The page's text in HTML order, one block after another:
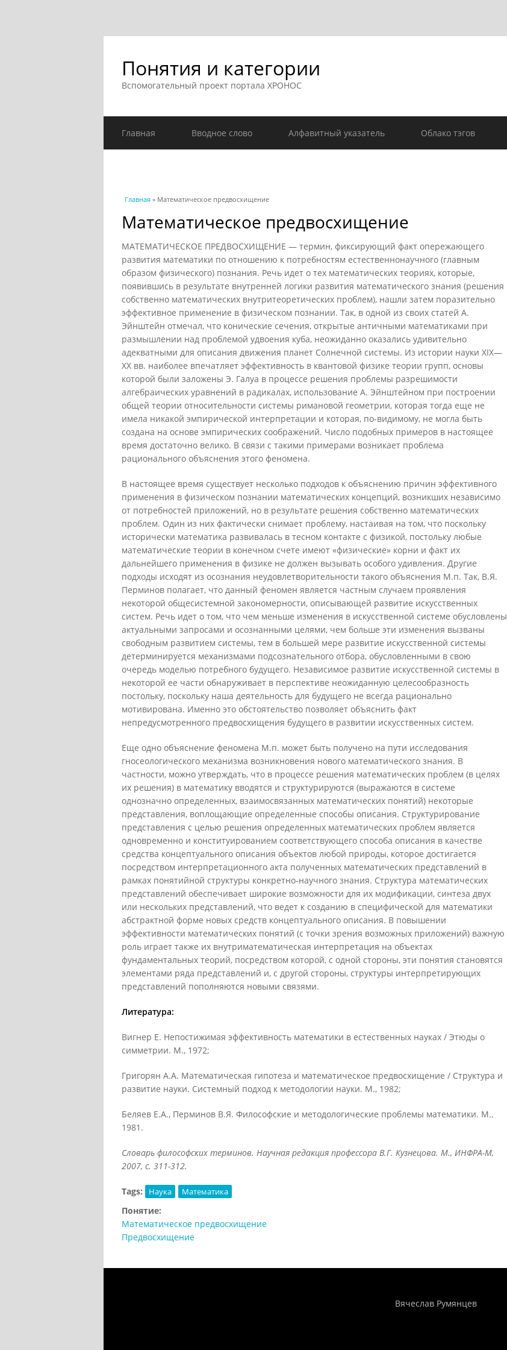
Понятия и категории
Вспомогательный проект портала ХРОНОС
Главная Вводное слово Алфавитный указатель Облако тэгов
Вы здесь
Главная » Математическое предвосхищение
Математическое предвосхищение
МАТЕМАТИЧЕСКОЕ ПРЕДВОСХИЩЕНИЕ — термин, фиксирующий факт опережающего
развития математики по отношению к потребностям естественнонаучного (главным
образом физического) познания. Речь идет о тех математических теориях, которые,
появившись в результате внутренней логики развития математического знания (решения
собственно математических внутритеоретических проблем), нашли затем поразительно
эффективное применение в физическом познании. Так, в одной из своих статей А.
Эйнштейн отмечал, что конические сечения, открытые античными математиками при
размышлении над проблемой удвоения куба, неожиданно оказались удивительно
адекватными для описания движения планет Солнечной системы. Из истории науки XIX—
XX вв. наиболее впечатляет эффективность в квантовой физике теории групп, основы
которой были заложены Э. Галуа в процессе решения проблемы разрешимости
алгебраических уравнений в радикалах, использование А. Эйнштейном при построении
общей теории относительности системы римановой геометрии, которая тогда еще не
имела никакой эмпирической интерпретации и которая, по-видимому, не могла быть
создана на основе эмпирических соображений. Число подобных примеров в настоящее
время достаточно велико. В связи с такими примерами возникает проблема
рационального объяснения этого феномена.
В настоящее время существует несколько подходов к объяснению причин эффективного
применения в физическом познании математических концепций, возникших независимо
от потребностей приложений, но в результате решения собственно математических
проблем. Один из них фактически снимает проблему, настаивая на том, что поскольку
исторически математика развивалась в тесном контакте с физикой, постольку любые
математические теории в конечном счете имеют «физические» корни и факт их
дальнейшего применения в физике не должен вызывать особого удивления. Другие
подходы исходят из осознания неудовлетворительности такого объяснения М.п. Так, В.Я.
Перминов полагает, что данный феномен является частным случаем проявления
некоторой общесистемной закономерности, описывающей развитие искусственных
систем. Речь идет о том, что чем меньше изменения в искусственной системе обусловлены
актуальными запросами и осознанными целями, чем больше эти изменения вызваны
свободным развитием системы, тем в большей мере развитие искусственной системы
детерминируется механизмами подсознательного отбора, обусловленными в свою
очередь моделью потребного будущего. Независимое развитие искусственной системы в
некоторой ее части обнаруживает в перспективе неожиданную целесообразность
постольку, поскольку наша деятельность для будущего не всегда рационально
мотивирована. Именно это обстоятельство позволяет объяснить факт
непредусмотренного предвосхищения будущего в развитии искусственных систем.
Еще одно объяснение феномена М.п. может быть получено на пути исследования
гносеологического механизма возникновения нового математического знания. В
частности, можно утверждать, что в процессе решения математических проблем (в целях
их решения) в математику вводятся и структурируются (выражаются в системе
однозначно определенных, взаимосвязанных математических понятий) некоторые
представления, воплощающие определенные способы описания. Структурирование
представления с целью решения определенных математических проблем является
одновременно и конституированием соответствующего способа описания в качестве
средства концептуального описания объектов любой природы, которое достигается
посредством интерпретационного акта полученных математических представлений в
рамках понятийной структуры конкретно-научного знания. Структура математических
представлений обеспечивает широкие возможности для их модификации, синтеза двух
или нескольких представлений, что ведет к созданию в специфической для математики
абстрактной форме новых средств концептуального описания. В повышении
эффективности математических понятий (с точки зрения возможных приложений) важную
роль играет также их внутриматематическая интерпретация на объектах
фундаментальных теорий, посредством которой, с одной стороны, эти понятия становятся
элементами ряда представлений и, с другой стороны, структуры интерпретирующих
представлений пополняются новыми связями.
Литература:
Вигнер Е. Непостижимая эффективность математики в естественных науках / Этюды о
симметрии. М., 1972;
Григорян А.А. Математическая гипотеза и математическое предвосхищение / Структура и
развитие науки. Системный подход к методологии науки. М., 1982;
Беляев Е.А., Перминов В.Я. Философские и методологические проблемы математики. М.,
1981.
Словарь философских терминов. Научная редакция профессора В.Г. Кузнецова. М., ИНФРА-М,
2007, с. 311-312.
Tags: Наука Математика
Понятие:
Математическое предвосхищение
Предвосхищение
Вячеслав Румянцев